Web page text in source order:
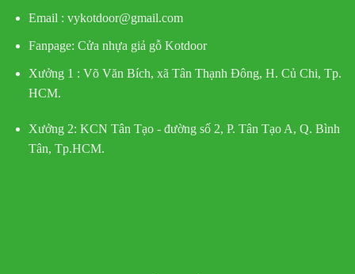
Email : vykotdoor@gmail.com
Fanpage: Cửa nhựa giả gỗ Kotdoor
Xưởng 1 : Võ Văn Bích, xã Tân Thạnh Đông, H. Củ Chi, Tp.
HCM.
Xưởng 2: KCN Tân Tạo - đường số 2, P. Tân Tạo A, Q. Bình
Tân, Tp.HCM.